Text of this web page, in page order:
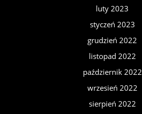
luty 2023
styczeń 2023
grudzień 2022
listopad 2022
październik 2022
wrzesień 2022
sierpień 2022